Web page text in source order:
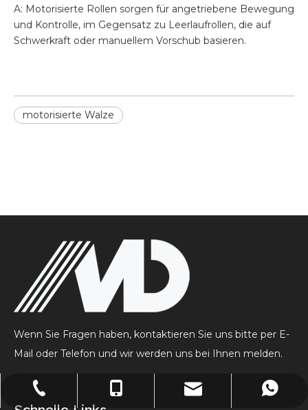
A: Motorisierte Rollen sorgen für angetriebene Bewegung
und Kontrolle, im Gegensatz zu Leerlaufrollen, die auf
Schwerkraft oder manuellem Vorschub basieren.
motorisierte Walze
Wenn Sie Fragen haben, kontaktieren Sie uns bitte per E-
Mail oder Telefon und wir werden uns bei Ihnen melden.
+86-512-53980061
+86-15026701859